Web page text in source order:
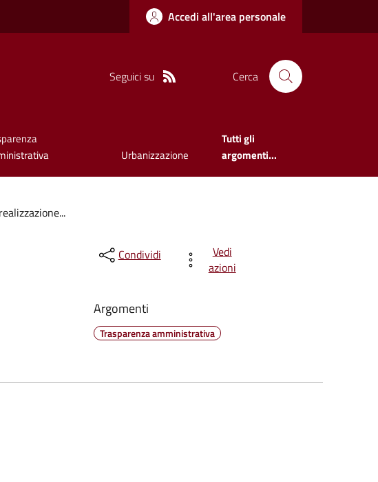
Accedi all'area personale
Seguici su Cerca
Urbanizzazione
Tutti gli
argomenti...
Condividi
Vedi
azioni
Argomenti
Trasparenza amministrativa